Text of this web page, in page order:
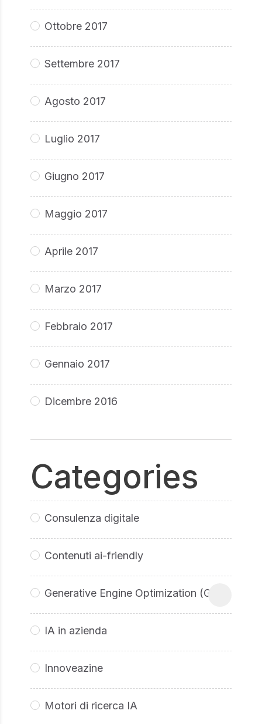
Ottobre 2017
Settembre 2017
Agosto 2017
Luglio 2017
Giugno 2017
Maggio 2017
Aprile 2017
Marzo 2017
Febbraio 2017
Gennaio 2017
Dicembre 2016
Categories
Consulenza digitale
Contenuti ai-friendly
Generative Engine Optimization (GEO
IA in azienda
Innoveazine
Motori di ricerca IA